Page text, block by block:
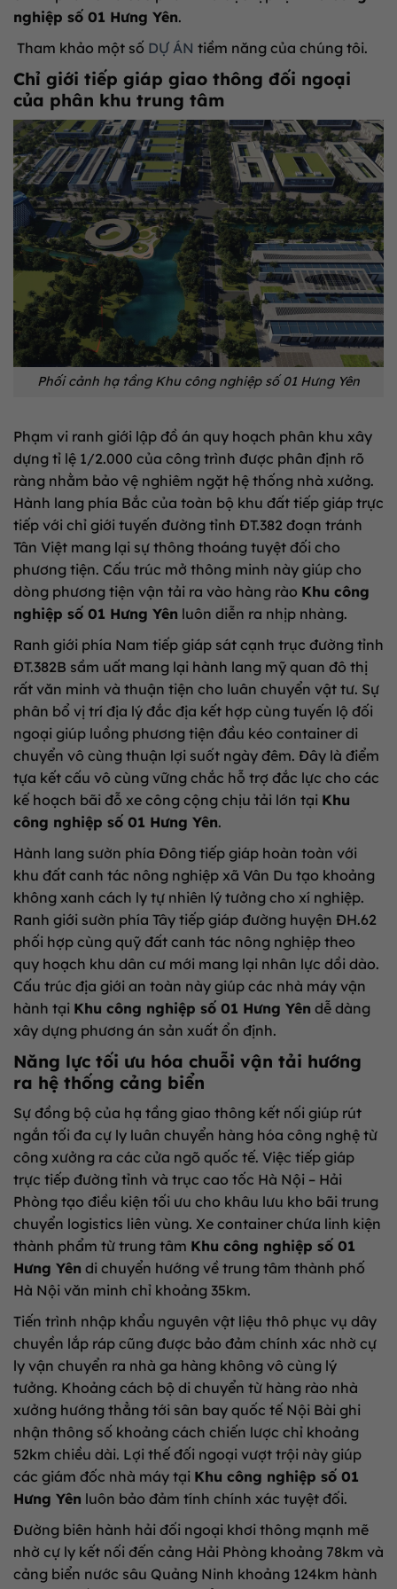
nghiệp số 01 Hưng Yên.
Tham khảo một số DỰ ÁN tiềm năng của chúng tôi.
Chỉ giới tiếp giáp giao thông đối ngoại
của phân khu trung tâm
Phối cảnh hạ tầng Khu công nghiệp số 01 Hưng Yên
Phạm vi ranh giới lập đồ án quy hoạch phân khu xây
dựng tỉ lệ 1/2.000 của công trình được phân định rõ
ràng nhằm bảo vệ nghiêm ngặt hệ thống nhà xưởng.
Hành lang phía Bắc của toàn bộ khu đất tiếp giáp trực
tiếp với chỉ giới tuyến đường tỉnh ĐT.382 đoạn tránh
Tân Việt mang lại sự thông thoáng tuyệt đối cho
phương tiện. Cấu trúc mở thông minh này giúp cho
dòng phương tiện vận tải ra vào hàng rào Khu công
nghiệp số 01 Hưng Yên luôn diễn ra nhịp nhàng.
Ranh giới phía Nam tiếp giáp sát cạnh trục đường tỉnh
ĐT.382B sầm uất mang lại hành lang mỹ quan đô thị
rất văn minh và thuận tiện cho luân chuyển vật tư. Sự
phân bổ vị trí địa lý đắc địa kết hợp cùng tuyến lộ đối
ngoại giúp luồng phương tiện đầu kéo container di
chuyển vô cùng thuận lợi suốt ngày đêm. Đây là điểm
tựa kết cấu vô cùng vững chắc hỗ trợ đắc lực cho các
kế hoạch bãi đỗ xe công cộng chịu tải lớn tại Khu
công nghiệp số 01 Hưng Yên.
Hành lang sườn phía Đông tiếp giáp hoàn toàn với
khu đất canh tác nông nghiệp xã Vân Du tạo khoảng
không xanh cách ly tự nhiên lý tưởng cho xí nghiệp.
Ranh giới sườn phía Tây tiếp giáp đường huyện ĐH.62
phối hợp cùng quỹ đất canh tác nông nghiệp theo
quy hoạch khu dân cư mới mang lại nhân lực dồi dào.
Cấu trúc địa giới an toàn này giúp các nhà máy vận
hành tại Khu công nghiệp số 01 Hưng Yên dễ dàng
xây dựng phương án sản xuất ổn định.
Năng lực tối ưu hóa chuỗi vận tải hướng
ra hệ thống cảng biển
Sự đồng bộ của hạ tầng giao thông kết nối giúp rút
ngắn tối đa cự ly luân chuyển hàng hóa công nghệ từ
công xưởng ra các cửa ngõ quốc tế. Việc tiếp giáp
trực tiếp đường tỉnh và trục cao tốc Hà Nội – Hải
Phòng tạo điều kiện tối ưu cho khâu lưu kho bãi trung
chuyển logistics liên vùng. Xe container chứa linh kiện
thành phẩm từ trung tâm Khu công nghiệp số 01
Hưng Yên di chuyển hướng về trung tâm thành phố
Hà Nội văn minh chỉ khoảng 35km.
Tiến trình nhập khẩu nguyên vật liệu thô phục vụ dây
chuyền lắp ráp cũng được bảo đảm chính xác nhờ cự
ly vận chuyển ra nhà ga hàng không vô cùng lý
tưởng. Khoảng cách bộ di chuyển từ hàng rào nhà
xưởng hướng thẳng tới sân bay quốc tế Nội Bài ghi
nhận thông số khoảng cách chiến lược chỉ khoảng
52km chiều dài. Lợi thế đối ngoại vượt trội này giúp
các giám đốc nhà máy tại Khu công nghiệp số 01
Hưng Yên luôn bảo đảm tính chính xác tuyệt đối.
Đường biên hành hải đối ngoại khơi thông mạnh mẽ
nhờ cự ly kết nối đến cảng Hải Phòng khoảng 78km và
cảng biển nước sâu Quảng Ninh khoảng 124km hành